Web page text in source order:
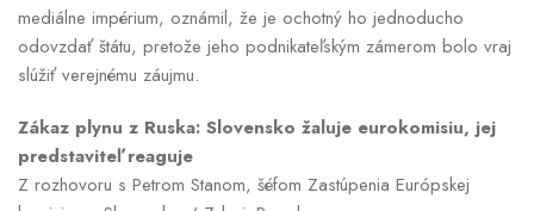
mediálne impérium, oznámil, že je ochotný ho jednoducho
odovzdať štátu, pretože jeho podnikateľským zámerom bolo vraj
slúžiť verejnému záujmu.
Zákaz plynu z Ruska: Slovensko žaluje eurokomisiu, jej
predstaviteľ reaguje
Z rozhovoru s Petrom Stanom, šéfom Zastúpenia Európskej